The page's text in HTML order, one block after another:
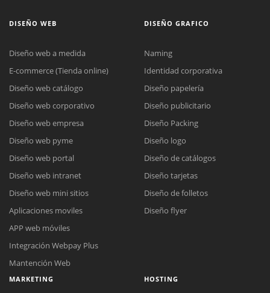
DISEÑO WEB
Diseño web a medida
E-commerce (Tienda online)
Diseño web catálogo
Diseño web corporativo
Diseño web empresa
Diseño web pyme
Diseño web portal
Diseño web intranet
Diseño web mini sitios
Aplicaciones moviles
APP web móviles
Integración Webpay Plus
Mantención Web
DISEÑO GRAFICO
Naming
Identidad corporativa
Diseño papelería
Diseño publicitario
Diseño Packing
Diseño logo
Diseño de catálogos
Diseño tarjetas
Diseño de folletos
Diseño flyer
MARKETING HOSTING